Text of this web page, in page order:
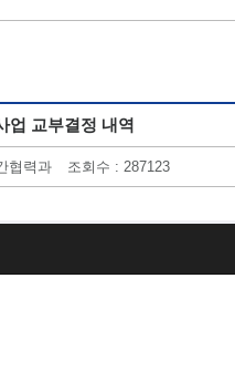
업 교부결정 내역
협력과 조회수 : 287123